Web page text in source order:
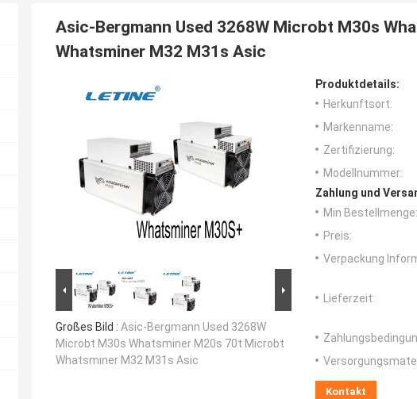
Asic-Bergmann Used 3268W Microbt M30s
Whatsminer M32 M31s Asic
Großes Bild : Asic-Bergmann Used 3268W
Microbt M30s Whatsminer M20s 70t Microbt
Whatsminer M32 M31s Asic
Produktdetails:
Herkunftsort:
Markenname:
Zertifizierung:
Modellnummer:
Zahlung und
Min Bestellmenge:
Preis:
Verpackung
Lieferzeit:
Kontakt